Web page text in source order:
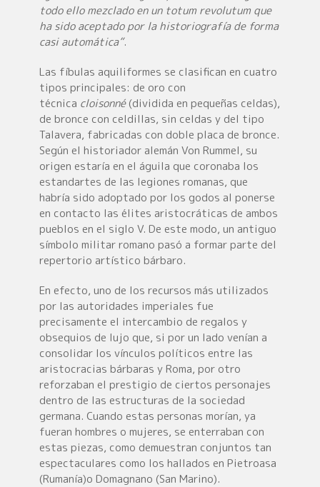
todo ello mezclado en un totum revolutum que
ha sido aceptado por la historiografía de forma
casi automática”.
Las fíbulas aquiliformes se clasifican en cuatro
tipos principales: de oro con
técnica cloisonné(dividida en pequeñas celdas),
de bronce con celdillas, sin celdas y del tipo
Talavera, fabricadas con doble placa de bronce.
Según el historiador alemán Von Rummel, su
origen estaría en el águila que coronaba los
estandartes de las legiones romanas, que
habría sido adoptado por los godos al ponerse
en contacto las élites aristocráticas de ambos
pueblos en el siglo V. De este modo, un antiguo
símbolo militar romano pasó a formar parte del
repertorio artístico bárbaro.
En efecto, uno de los recursos más utilizados
por las autoridades imperiales fue
precisamente el intercambio de regalos y
obsequios de lujo que, si por un lado venían a
consolidar los vínculos políticos entre las
aristocracias bárbaras y Roma, por otro
reforzaban el prestigio de ciertos personajes
dentro de las estructuras de la sociedad
germana. Cuando estas personas morían, ya
fueran hombres o mujeres, se enterraban con
estas piezas, como demuestran conjuntos tan
espectaculares como los hallados en Pietroasa
(Rumanía)o Domagnano (San Marino).